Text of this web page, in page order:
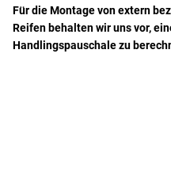
Für die Montage von extern
Reifen behalten wir uns vor,
Handlingspauschale zu